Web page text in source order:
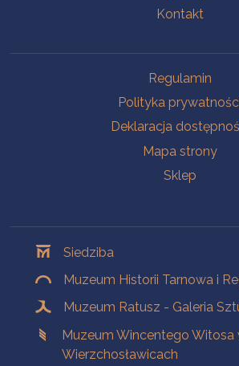
Kontakt
Regulamin
Polityka
Deklaracja
Mapa strony
Sklep
Siedziba
Muzeum Historii Tarnowa i
Muzeum Ratusz - Galeria
Muzeum Wincentego Witosa
Wierzchosławicach